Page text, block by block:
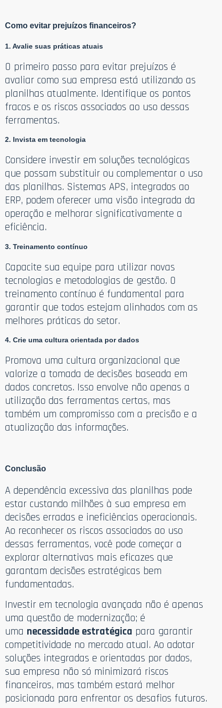
Como evitar prejuízos financeiros?
1. Avalie suas práticas atuais
O primeiro passo para evitar prejuízos é
avaliar como sua empresa está utilizando as
planilhas atualmente. Identifique os pontos
fracos e os riscos associados ao uso dessas
ferramentas.
2. Invista em tecnologia
Considere investir em soluções tecnológicas
que possam substituir ou complementar o uso
das planilhas. Sistemas APS, integrados ao
ERP, podem oferecer uma visão integrada da
operação e melhorar significativamente a
eficiência.
3. Treinamento contínuo
Capacite sua equipe para utilizar novas
tecnologias e metodologias de gestão. O
treinamento contínuo é fundamental para
garantir que todos estejam alinhados com as
melhores práticas do setor.
4. Crie uma cultura orientada por dados
Promova uma cultura organizacional que
valorize a tomada de decisões baseada em
dados concretos. Isso envolve não apenas a
utilização das ferramentas certas, mas
também um compromisso com a precisão e a
atualização das informações.
Conclusão
A dependência excessiva das planilhas pode
estar custando milhões à sua empresa em
decisões erradas e ineficiências operacionais.
Ao reconhecer os riscos associados ao uso
dessas ferramentas, você pode começar a
explorar alternativas mais eficazes que
garantam decisões estratégicas bem
fundamentadas.
Investir em tecnologia avançada não é apenas
uma questão de modernização; é
uma necessidade estratégica para garantir
competitividade no mercado atual. Ao adotar
soluções integradas e orientadas por dados,
sua empresa não só minimizará riscos
financeiros, mas também estará melhor
posicionada para enfrentar os desafios futuros.